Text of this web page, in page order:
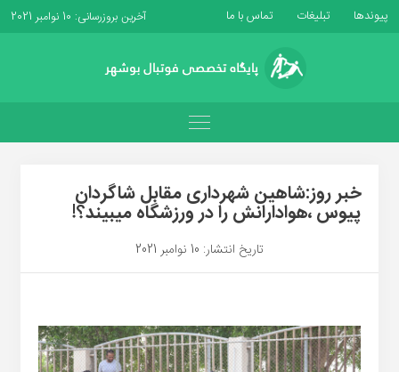
پیوندها تبلیغات تماس با ما آخرین بروزرسانی: 10 نوامبر 2021
خبر روز:شاهین شهرداری مقابل شاگردان
پیوس ،هوادارانش را در ورزشگاه میبیند؟!
تاریخ انتشار: 10 نوامبر 2021